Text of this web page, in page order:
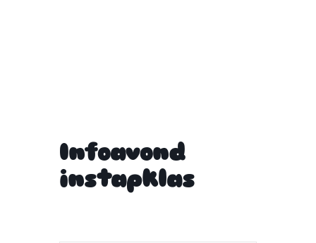
Infoavond
instapklas